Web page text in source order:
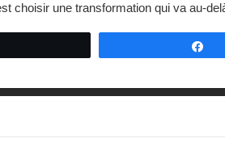
choisir une transformation qui va au-